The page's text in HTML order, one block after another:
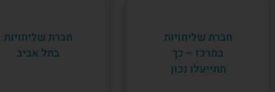
חברת שליחויות
במרכז – כך
תתייעלו נכון
חברת שליחויות
בתל אביב